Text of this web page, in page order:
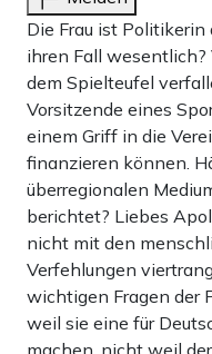
Die Frau ist Politikerin
ihren Fall
dem Spielteufel
Vorsitzende eines
einem Griff in die
finanzieren können.
überregionalen
berichtet? Liebes
nicht mit den
Verfehlungen
wichtigen Fragen der
weil sie eine für